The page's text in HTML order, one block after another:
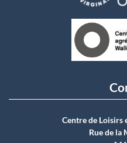
Centre de Loisirs
Rue de la